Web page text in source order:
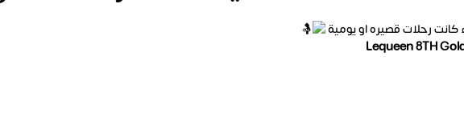
رحلات قصيره او يومية